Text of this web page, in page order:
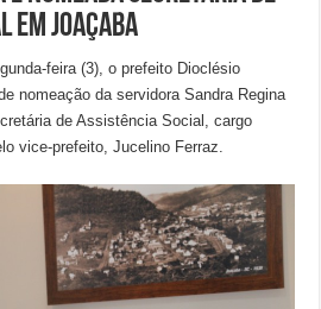
em Joaçaba
feira (3), o prefeito Dioclésio
nomeação da servidora Sandra Regina
de Assistência Social, cargo
vice-prefeito, Jucelino Ferraz.